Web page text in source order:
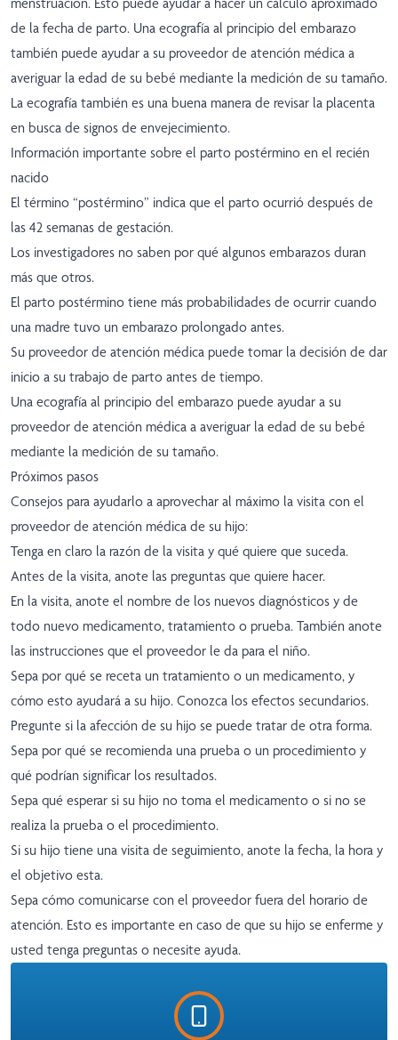
de la fecha de parto. Una ecografía al principio del embarazo
también puede ayudar a su proveedor de atención médica a
averiguar la edad de su bebé mediante la medición de su tamaño.
La ecografía también es una buena manera de revisar la placenta
en busca de signos de envejecimiento.
Información importante sobre el parto postérmino en el recién
nacido
El término “postérmino” indica que el parto ocurrió después de
las 42 semanas de gestación.
Los investigadores no saben por qué algunos embarazos duran
más que otros.
El parto postérmino tiene más probabilidades de ocurrir cuando
una madre tuvo un embarazo prolongado antes.
Su proveedor de atención médica puede tomar la decisión de dar
inicio a su trabajo de parto antes de tiempo.
Una ecografía al principio del embarazo puede ayudar a su
proveedor de atención médica a averiguar la edad de su bebé
mediante la medición de su tamaño.
Próximos pasos
Consejos para ayudarlo a aprovechar al máximo la visita con el
proveedor de atención médica de su hijo:
Tenga en claro la razón de la visita y qué quiere que suceda.
Antes de la visita, anote las preguntas que quiere hacer.
En la visita, anote el nombre de los nuevos diagnósticos y de
todo nuevo medicamento, tratamiento o prueba. También anote
las instrucciones que el proveedor le da para el niño.
Sepa por qué se receta un tratamiento o un medicamento, y
cómo esto ayudará a su hijo. Conozca los efectos secundarios.
Pregunte si la afección de su hijo se puede tratar de otra forma.
Sepa por qué se recomienda una prueba o un procedimiento y
qué podrían significar los resultados.
Sepa qué esperar si su hijo no toma el medicamento o si no se
realiza la prueba o el procedimiento.
Si su hijo tiene una visita de seguimiento, anote la fecha, la hora y
el objetivo esta.
Sepa cómo comunicarse con el proveedor fuera del horario de
atención. Esto es importante en caso de que su hijo se enferme y
usted tenga preguntas o necesite ayuda.